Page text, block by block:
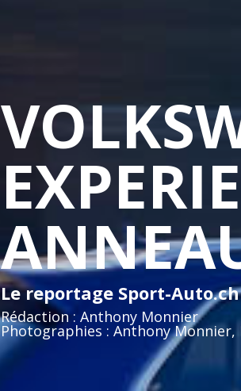
Le reportage Sport-
Rédaction : Anthony Monnier
Photographies : Anthony Monnier,